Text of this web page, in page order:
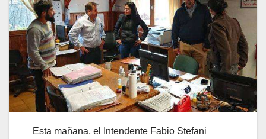
Esta mañana, el Intendente Fabio Stefani